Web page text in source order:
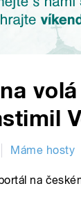
Máme hosty
na